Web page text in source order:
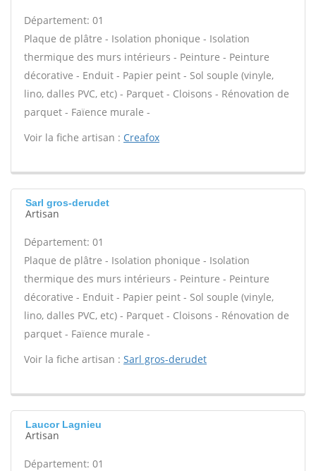
Département: 01
Plaque de plâtre - Isolation phonique - Isolation
thermique des murs intérieurs - Peinture - Peinture
décorative - Enduit - Papier peint - Sol souple (vinyle,
lino, dalles PVC, etc) - Parquet - Cloisons - Rénovation de
parquet - Faïence murale -
Voir la fiche artisan : Creafox
Sarl gros-derudet
Artisan
Département: 01
Plaque de plâtre - Isolation phonique - Isolation
thermique des murs intérieurs - Peinture - Peinture
décorative - Enduit - Papier peint - Sol souple (vinyle,
lino, dalles PVC, etc) - Parquet - Cloisons - Rénovation de
parquet - Faïence murale -
Voir la fiche artisan : Sarl gros-derudet
Laucor Lagnieu
Artisan
Département: 01